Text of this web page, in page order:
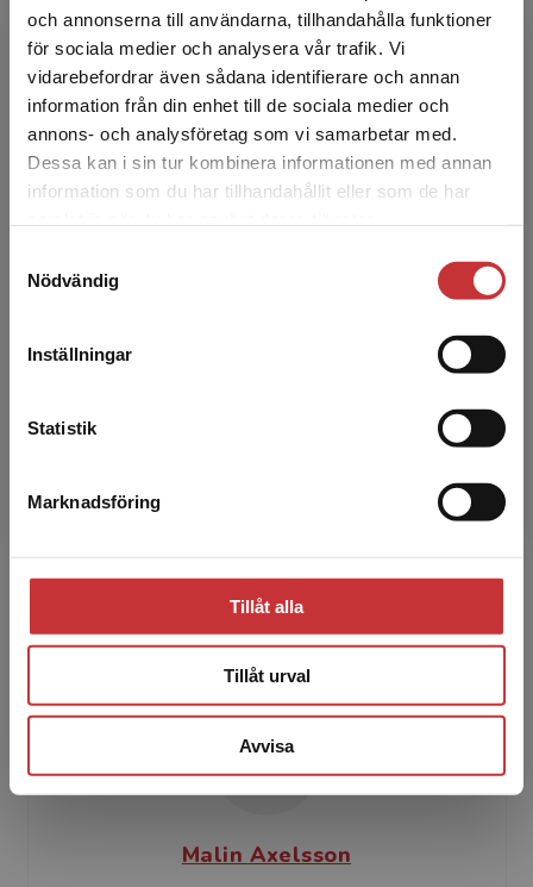
och annonserna till användarna, tillhandahålla funktioner
för sociala medier och analysera vår trafik. Vi
vidarebefordrar även sådana identifierare och annan
information från din enhet till de sociala medier och
annons- och analysföretag som vi samarbetar med.
Dessa kan i sin tur kombinera informationen med annan
information som du har tillhandahållit eller som de har
Nödvändig
Inställningar
Statistik
Marknadsföring
Tillåt alla
Tillåt urval
Avvisa
Begränsad fraktregion
Det verkar som att du besöker
studentlitteratur.se via en enhet utanför Sverige.
Vi erbjuder inte leveranser utanför Sverige. För
att kunna slutföra ett köp måste
Patrik Midlöv
Patrik Midlöv är distriktsläkare och professor i
infektionssjukvård. Hon är verksam som klinisk
lärare inom Verksamhetsområde
infektionssjukdomar på ...
Malin Axelsson